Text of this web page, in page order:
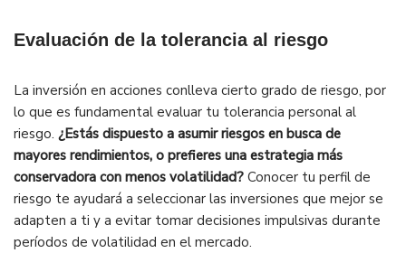
Evaluación de la tolerancia al riesgo
La inversión en acciones conlleva cierto grado de riesgo, por
lo que es fundamental evaluar tu tolerancia personal al
riesgo. ¿Estás dispuesto a asumir riesgos en busca de
mayores rendimientos, o prefieres una estrategia más
conservadora con menos volatilidad? Conocer tu perfil de
riesgo te ayudará a seleccionar las inversiones que mejor se
adapten a ti y a evitar tomar decisiones impulsivas durante
períodos de volatilidad en el mercado.